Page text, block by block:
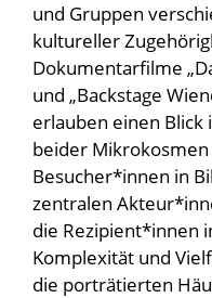
und Gruppen
kultureller
Dokumentarfilme
und „Backstage
erlauben einen Blick
beider
Besucher*innen in
zentralen
die Rezipient*innen
Komplexität und
die porträtierten